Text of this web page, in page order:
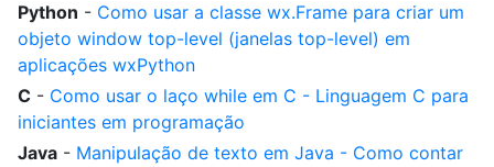
Python - Como usar a classe wx.Frame para criar um
objeto window top-level (janelas top-level) em
aplicações wxPython
C - Como usar o laço while em C - Linguagem C para
iniciantes em programação
Java - Manipulação de texto em Java - Como contar